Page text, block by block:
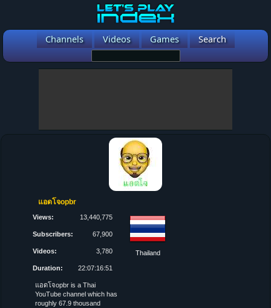
Channels Videos Games Search
แอดโจopbr
Views: 13,440,775
Subscribers: 67,900
Videos: 3,780
Duration: 22:07:16:51
Thailand
แอดโจopbr is a Thai
YouTube channel which has
roughly 67.9 thousand